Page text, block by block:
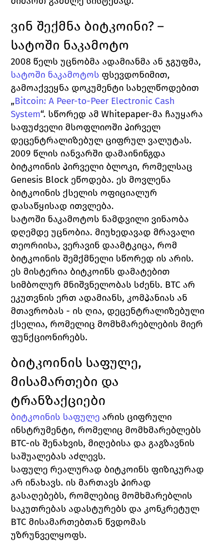
ვინ შექმნა ბიტკოინი? –
სატოში ნაკამოტო
სატოში ნაკამოტოს ფსევდონიმით,
გამოაქვეყნა დოკუმენტი სახელწოდებით
„Bitcoin: A Peer-to-Peer Electronic Cash
System“. სწორედ ამ Whitepaper-მა ჩაუყარა
საფუძველი მსოფლიოში პირველ
დეცენტრალიზებულ ციფრულ ვალუტას.
2009 წლის იანვარში დამაინინგდა
ბიტკოინის პირველი ბლოკი, რომელსაც
Genesis Block ეწოდება. ეს მოვლენა
ბიტკოინის ქსელის ოფიციალურ
დასაწყისად ითვლება.
სატოში ნაკამოტოს ნამდვილი ვინაობა
დღემდე უცნობია. მიუხედავად მრავალი
თეორიისა, ვერავინ დაამტკიცა, რომ
ბიტკოინის შემქმნელი სწორედ ის არის.
ეს მისტერია ბიტკოინს დამატებით
სიმბოლურ მნიშვნელობას სძენს. BTC არ
ეკუთვნის ერთ ადამიანს, კომპანიას ან
მთავრობას - ის ღია, დეცენტრალიზებული
ქსელია, რომელიც მომხმარებლების მიერ
ფუნქციონირებს.
ბიტკოინის საფულე,
მისამართები და
ტრანზაქციები
ბიტკოინის საფულე არის ციფრული
ინსტრუმენტი, რომელიც მომხმარებლებს
BTC-ის შენახვის, მიღებისა და გაგზავნის
საშუალებას აძლევს.
საფულე რეალურად ბიტკოინს ფიზიკურად
არ ინახავს. ის მართავს პირად
გასაღებებს, რომლებიც მომხმარებლის
საკუთრებას ადასტურებს და კონკრეტულ
BTC მისამართებთან წვდომას
უზრუნველყოფს.